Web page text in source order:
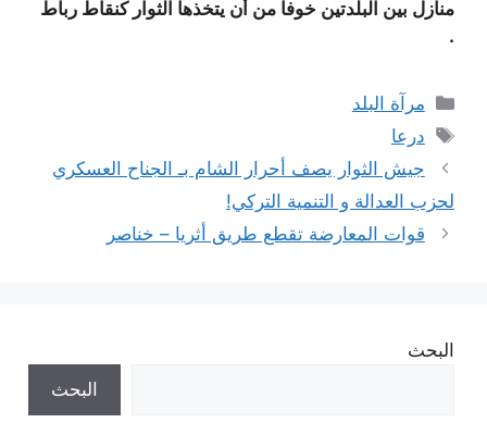
منازل بين البلدتين خوفاً من أن يتخذها الثوار كنقاط رباط
.
التصنيفات
مرآة البلد
الوسوم
درعا
جيش الثوار يصف أحرار الشام بـ الجناح العسكري
لحزب العدالة و التنمية التركي!
قوات المعارضة تقطع طريق أثريا – خناصر
البحث
البحث